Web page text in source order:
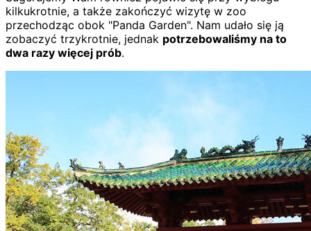
kilkukrotnie, a także zakończyć wizytę w zoo
przechodząc obok "Panda Garden". Nam udało się ją
zobaczyć trzykrotnie, jednak potrzebowaliśmy na to
dwa razy więcej prób.